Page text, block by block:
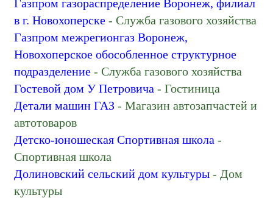
Магазин часов
Магазин электроники
Материально-техническое снабжение
Металлические заборы и ограждения
Меховая компания
Министерства, ведомства, государственные
службы
Музей
Музыкальное образование
МФЦ
Налоговая инспекция
Газпром газораспределение Воронеж, филиал
в г. Новохоперске - Служба газового хозяйства
Газпром межрегионгаз Воронеж,
Новохоперское обособленное структурное
подразделение - Служба газового хозяйства
Гостевой дом У Петровича - Гостиница
Детали машин ГАЗ - Магазин автозапчастей и
автотоваров
Детско-юношеская Спортивная школа -
Спортивная школа
Долиновский сельский дом культуры - Дом
культуры